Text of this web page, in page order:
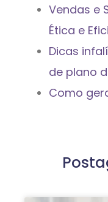
Vendas e
Ética e
Dicas
de plano
Como